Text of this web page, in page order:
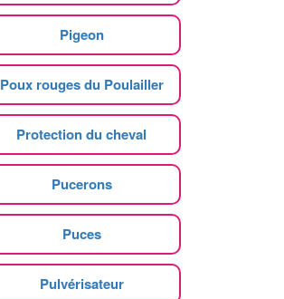
Pigeon
Poux rouges du Poulailler
Protection du cheval
Pucerons
Puces
Pulvérisateur